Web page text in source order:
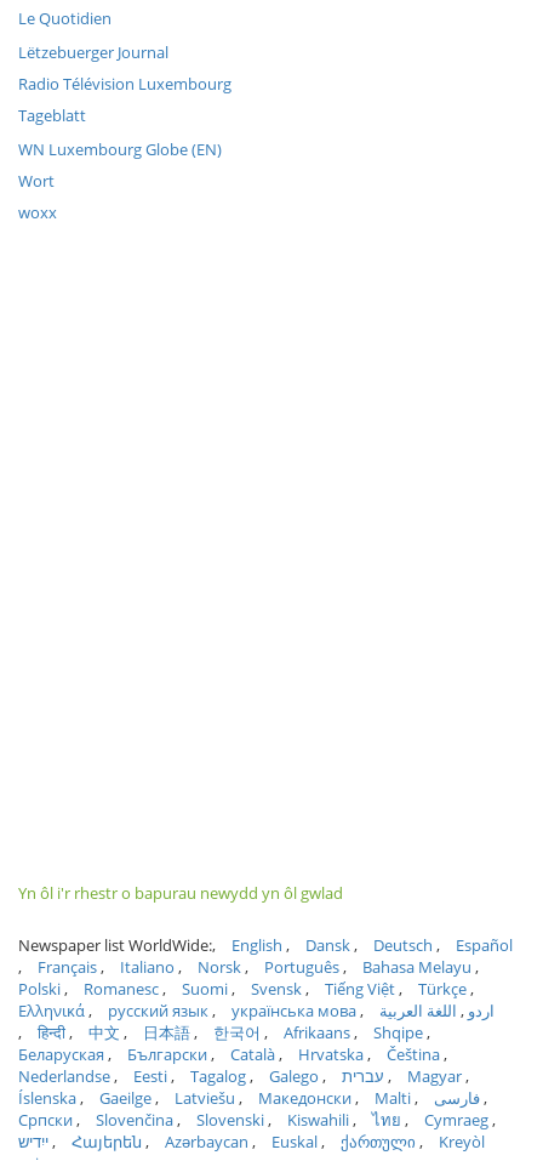
Le Quotidien
Lëtzebuerger Journal
Radio Télévision Luxembourg
Tageblatt
WN Luxembourg Globe (EN)
Wort
woxx
Yn ôl i'r rhestr o bapurau newydd yn ôl gwlad
Newspaper list WorldWide: English Dansk Deutsch
Español
Français
Italiano Norsk Português
Bahasa Melayu
Polski
Romanesc Suomi Svensk Tiếng Việt
Türkçe
Ελληνικά
русский язык українська мова اردو
اللغة العربية
हिन्दी
中文 日本語 한국어 Afrikaans
Shqipe
Беларуская
Български Català Hrvatska
Čeština
Nederlandse
Eesti Tagalog Galego עברית
Magyar
Íslenska
Gaeilge Latviešu Македонски Malti
فارسی
Српски
Slovenčina Slovenski Kiswahili ไทย
Cymraeg
ייִדיש
Հայերեն Azərbaycan Euskal ქართული
Kreyòl